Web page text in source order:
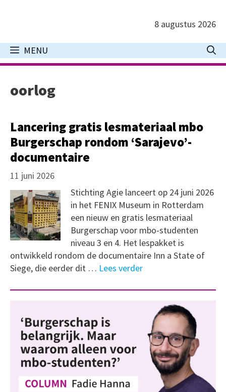
inhoud
8 augustus 2026
MENU
oorlog
Lancering gratis lesmateriaal mbo
Burgerschap rondom ‘Sarajevo’-
documentaire
11 juni 2026
Stichting Agie lanceert op 24 juni 2026
in het FENIX Museum in Rotterdam
een nieuw en gratis lesmateriaal
Burgerschap voor mbo-studenten
niveau 3 en 4. Het lespakket is
ontwikkeld rondom de documentaire Inn a State of
Siege, die eerder dit … Lees verder